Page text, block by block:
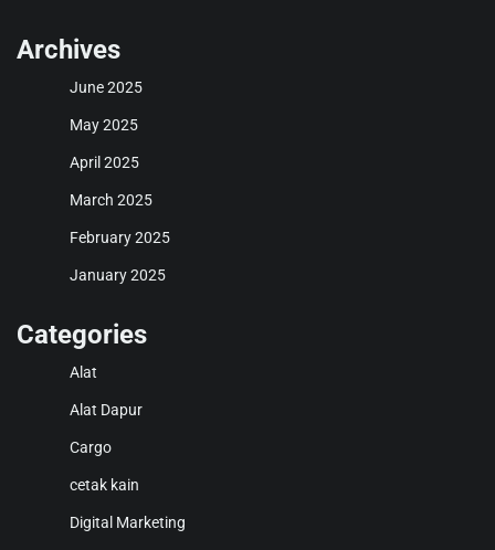
Archives
June 2025
May 2025
April 2025
March 2025
February 2025
January 2025
Categories
Alat
Alat Dapur
Cargo
cetak kain
Digital Marketing